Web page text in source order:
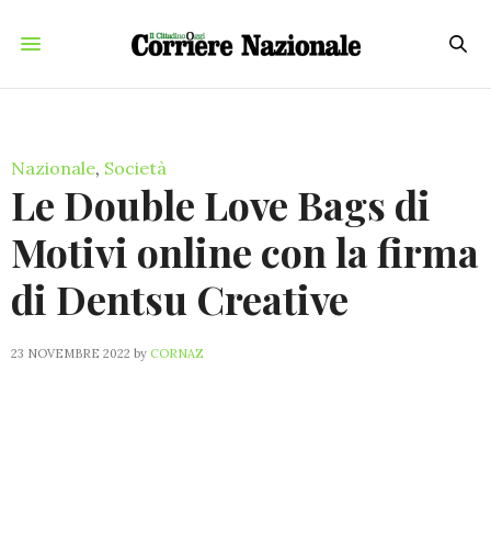
Nazionale, Società
Le Double Love Bags di
Motivi online con la firma
di Dentsu Creative
23 NOVEMBRE 2022 by CORNAZ